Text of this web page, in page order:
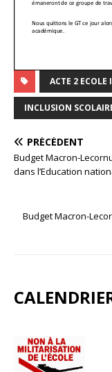
ACTE 2 ECOLE
INCLUSION
PRÉCÉDENT
Budget Macron-
dans l’Education
Budget Macron-